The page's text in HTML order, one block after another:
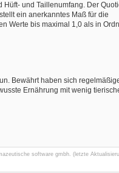
Hüft- und Taillenumfang. Der
ein anerkanntes Maß für die
Werte bis maximal 1,0 als in
Bewährt haben sich
Ernährung mit wenig
software gmbh. (letzte